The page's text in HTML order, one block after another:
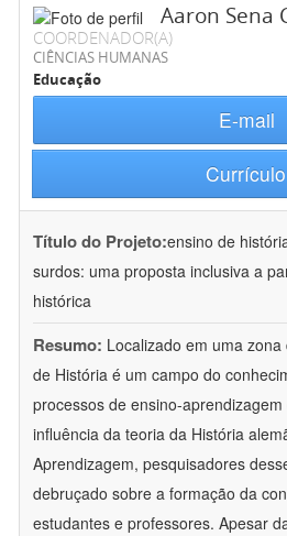
Aaron Sena
COORDENADOR(A)
CIÊNCIAS HUMANAS
Educação
E-mail
Currículo
Título do Projeto:ensino de
surdos: uma proposta inclusiva a
histórica
Resumo: Localizado em uma
de História é um campo do
processos de ensino-
influência da teoria da História
Aprendizagem, pesquisadores
debruçado sobre a formação da
estudantes e professores. Apesar